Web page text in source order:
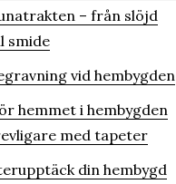
– från slöjd
smide
vid hembygden
hemmet i hembygden
med tapeter
din hembygd